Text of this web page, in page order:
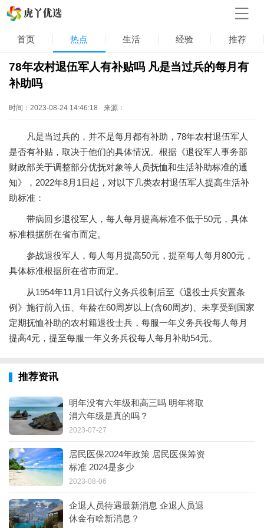
首页 热点 生活 经验 推荐
78年农村退伍军人有补贴吗 凡是当过兵的每月有
补助吗
时间：2023-08-24 14:46:18 来源：
凡是当过兵的，并不是每月都有补助，78年农村退伍军人
是否有补贴，取决于他们的具体情况。根据《退役军人事务部
财政部关于调整部分优抚对象等人员抚恤和生活补助标准的通
知》，2022年8月1日起，对以下几类农村退伍军人提高生活补
助标准：
带病回乡退役军人，每人每月提高标准不低于50元，具体
标准根据所在省市而定。
参战退役军人，每人每月提高50元，提至每人每月800元，
具体标准根据所在省市而定。
从1954年11月1日试行义务兵役制后至《退役士兵安置条
例》施行前入伍、年龄在60周岁以上(含60周岁)、未享受到国家
定期抚恤补助的农村籍退役士兵，每服一年义务兵役每人每月
提高4元，提至每服一年义务兵役每人每月补助54元。
推荐资讯
明年没有六年级和高三吗 明年将取
消六年级是真的吗？
2023-07-27
居民医保2024年政策 居民医保筹资
标准 2024是多少
2023-08-06
企退人员待遇最新消息 企退人员退
休金有啥新消息？